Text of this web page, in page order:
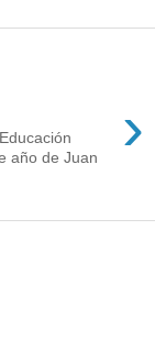
›
año de Juan